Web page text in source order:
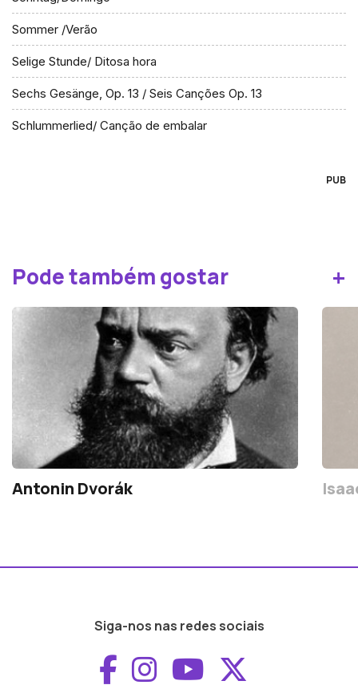
Sommer /Verão
Selige Stunde/ Ditosa hora
Sechs Gesänge, Op. 13 / Seis Canções Op. 13
Schlummerlied/ Canção de embalar
PUB
Pode também gostar +
Antonin Dvorák
Siga-nos nas redes sociais
Aceder ao
Aceder ao
Aceder ao